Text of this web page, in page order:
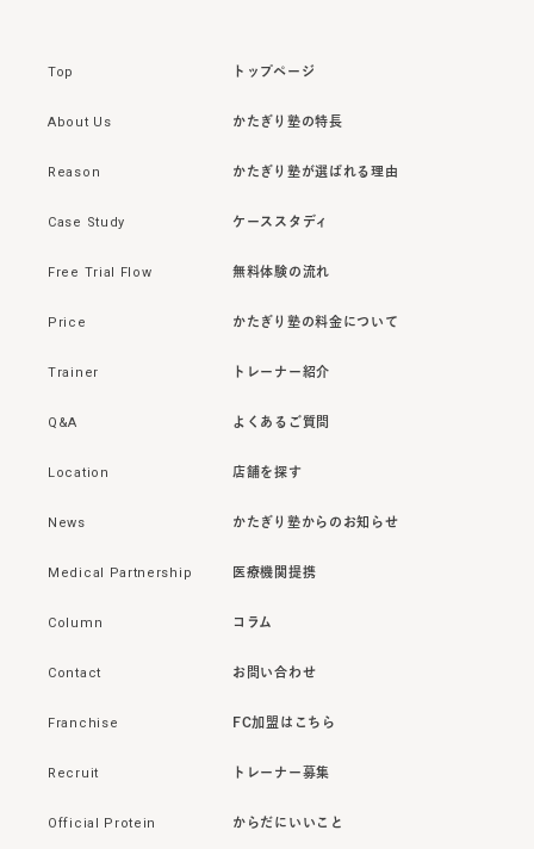
Top トップページ
About Us かたぎり塾の特長
Reason かたぎり塾が選ばれる理由
Case Study ケーススタディ
Free Trial Flow 無料体験の流れ
Price かたぎり塾の料金について
Trainer トレーナー紹介
Q&A よくあるご質問
Location 店舗を探す
News かたぎり塾からのお知らせ
Medical Partnership 医療機関提携
Column コラム
Contact お問い合わせ
Franchise FC加盟はこちら
Recruit トレーナー募集
Official Protein からだにいいこと